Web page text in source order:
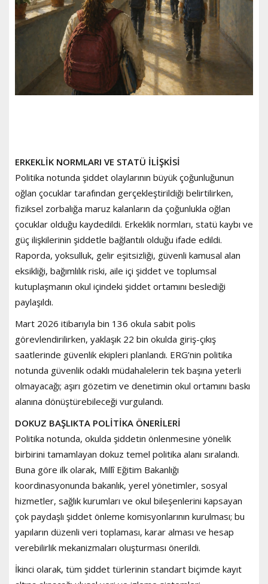
ERKEKLİK NORMLARI VE STATÜ İLİŞKİSİ
Politika notunda şiddet olaylarının büyük çoğunluğunun
oğlan çocuklar tarafından gerçekleştirildiği belirtilirken,
fiziksel zorbalığa maruz kalanların da çoğunlukla oğlan
çocuklar olduğu kaydedildi. Erkeklik normları, statü kaybı ve
güç ilişkilerinin şiddetle bağlantılı olduğu ifade edildi.
Raporda, yoksulluk, gelir eşitsizliği, güvenli kamusal alan
eksikliği, bağımlılık riski, aile içi şiddet ve toplumsal
kutuplaşmanın okul içindeki şiddet ortamını beslediği
paylaşıldı.
Mart 2026 itibarıyla bin 136 okula sabit polis
görevlendirilirken, yaklaşık 22 bin okulda giriş-çıkış
saatlerinde güvenlik ekipleri planlandı. ERG’nin politika
notunda güvenlik odaklı müdahalelerin tek başına yeterli
olmayacağı; aşırı gözetim ve denetimin okul ortamını baskı
alanına dönüştürebileceği vurgulandı.
DOKUZ BAŞLIKTA POLİTİKA ÖNERİLERİ
Politika notunda, okulda şiddetin önlenmesine yönelik
birbirini tamamlayan dokuz temel politika alanı sıralandı.
Buna göre ilk olarak, Millî Eğitim Bakanlığı
koordinasyonunda bakanlık, yerel yönetimler, sosyal
hizmetler, sağlık kurumları ve okul bileşenlerini kapsayan
çok paydaşlı şiddet önleme komisyonlarının kurulması; bu
yapıların düzenli veri toplaması, karar alması ve hesap
verebilirlik mekanizmaları oluşturması önerildi.
İkinci olarak, tüm şiddet türlerinin standart biçimde kayıt